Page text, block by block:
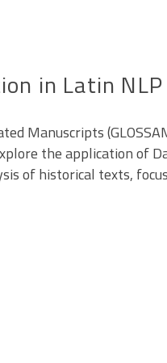
in Latin NLP
Manuscripts
the application of
of historical texts,